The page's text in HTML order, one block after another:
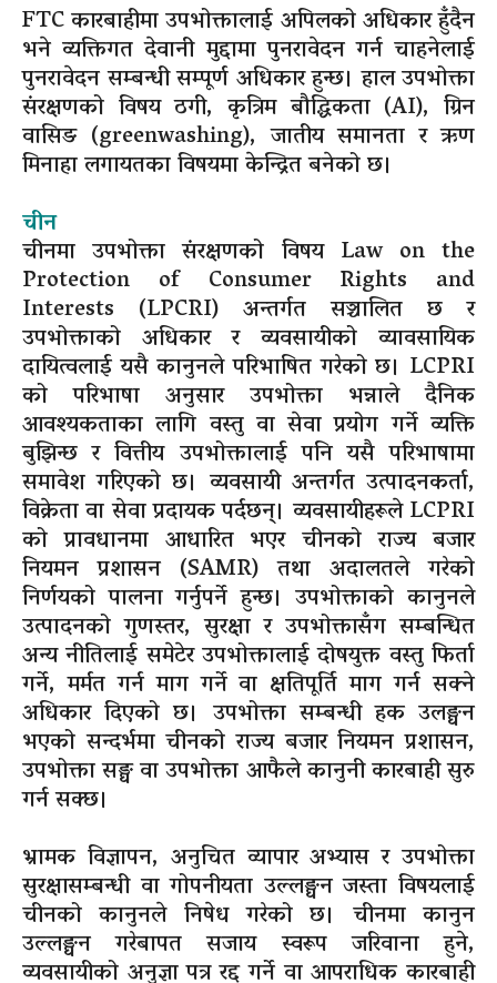
FTC कारबाहीमा उपभोक्तालाई अपिलको अधिकार हुँदैन
भने व्यक्तिगत देवानी मुद्दामा पुनरावेदन गर्न चाहनेलाई
पुनरावेदन सम्बन्धी सम्पूर्ण अधिकार हुन्छ। हाल उपभोक्ता
संरक्षणको विषय ठगी, कृत्रिम बौद्धिकता (AI), ग्रिन
वासिङ (greenwashing), जातीय समानता र ऋण
मिनाहा लगायतका विषयमा केन्द्रित बनेको छ।
चीन
चीनमा उपभोक्ता संरक्षणको विषय Law on the
Protection of Consumer Rights and
Interests (LPCRI) अन्तर्गत सञ्चालित छ र
उपभोक्ताको अधिकार र व्यवसायीको व्यावसायिक
दायित्वलाई यसै कानुनले परिभाषित गरेको छ। LCPRI
को परिभाषा अनुसार उपभोक्ता भन्नाले दैनिक
आवश्यकताका लागि वस्तु वा सेवा प्रयोग गर्ने व्यक्ति
बुझिन्छ र वित्तीय उपभोक्तालाई पनि यसै परिभाषामा
समावेश गरिएको छ। व्यवसायी अन्तर्गत उत्पादनकर्ता,
विक्रेता वा सेवा प्रदायक पर्दछन्। व्यवसायीहरूले LCPRI
को प्रावधानमा आधारित भएर चीनको राज्य बजार
नियमन प्रशासन (SAMR) तथा अदालतले गरेको
निर्णयको पालना गर्नुपर्ने हुन्छ। उपभोक्ताको कानुनले
उत्पादनको गुणस्तर, सुरक्षा र उपभोक्तासँग सम्बन्धित
अन्य नीतिलाई समेटेर उपभोक्तालाई दोषयुक्त वस्तु फिर्ता
गर्ने, मर्मत गर्न माग गर्ने वा क्षतिपूर्ति माग गर्न सक्ने
अधिकार दिएको छ। उपभोक्ता सम्बन्धी हक उलङ्घन
भएको सन्दर्भमा चीनको राज्य बजार नियमन प्रशासन,
उपभोक्ता सङ्घ वा उपभोक्ता आफैले कानुनी कारबाही सुरु
गर्न सक्छ।
भ्रामक विज्ञापन, अनुचित व्यापार अभ्यास र उपभोक्ता
सुरक्षासम्बन्धी वा गोपनीयता उल्लङ्घन जस्ता विषयलाई
चीनको कानुनले निषेध गरेको छ। चीनमा कानुन
उल्लङ्घन गरेबापत सजाय स्वरूप जरिवाना हुने,